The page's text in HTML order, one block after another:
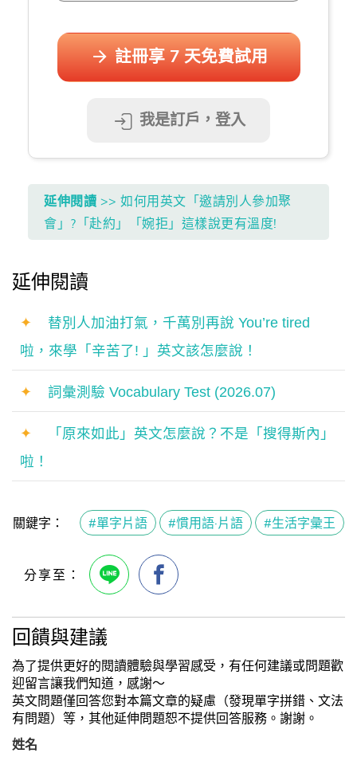
註冊享 7 天免費試用
我是訂戶，登入
延伸閱讀 >> 如何用英文「邀請別人參加聚
會」?「赴約」「婉拒」這樣說更有溫度!
延伸閱讀
✦
替別人加油打氣，千萬別再說 You’re tired
啦，來學「辛苦了! 」英文該怎麼說！
✦ 詞彙測驗 Vocabulary Test (2026.07)
✦
「原來如此」英文怎麼說？不是「搜得斯內」
啦！
關鍵字： #單字片語 #慣用語·片語 #生活字彙王
回饋與建議
為了提供更好的閱讀體驗與學習感受，有任何建議或問題歡
迎留言讓我們知道，感謝～
英文問題僅回答您對本篇文章的疑慮（發現單字拼錯、文法
有問題）等，其他延伸問題恕不提供回答服務。謝謝。
姓名